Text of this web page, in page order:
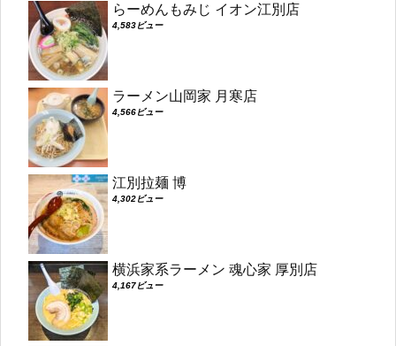
らーめんもみじ イオン江別店
4,583ビュー
ラーメン山岡家 月寒店
4,566ビュー
江別拉麺 博
4,302ビュー
横浜家系ラーメン 魂心家 厚別店
4,167ビュー